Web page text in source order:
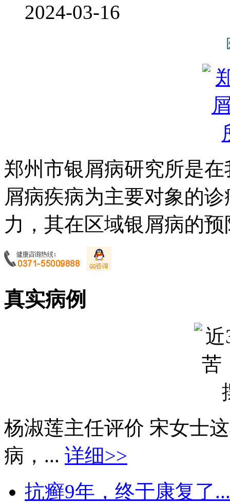
2024-03-16
郑州市银屑病研究所是
屑病疾病为主要对象的
力，其在区域银屑病的
真实病例
杨淑莲主任评价 宋女士
病，... 详细>>
抗癣9年，终于康复了...